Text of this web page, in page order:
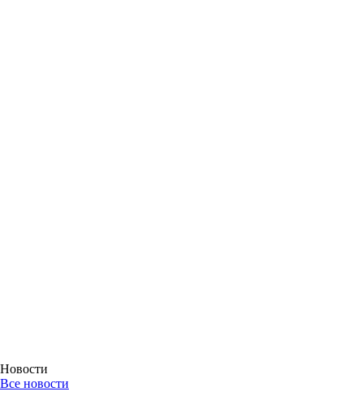
Новости
Все новости